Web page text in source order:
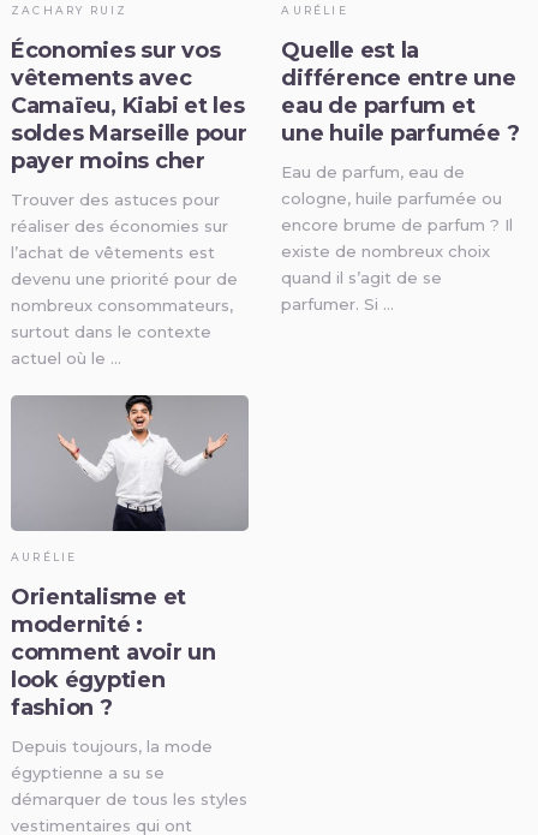
ZACHARY RUIZ
Économies sur vos
vêtements avec
Camaïeu, Kiabi et les
soldes Marseille pour
payer moins cher
Trouver des astuces pour
réaliser des économies sur
l’achat de vêtements est
devenu une priorité pour de
nombreux consommateurs,
surtout dans le contexte
actuel où le …
AURÉLIE
Quelle est la
différence entre une
eau de parfum et
une huile parfumée ?
Eau de parfum, eau de
cologne, huile parfumée ou
encore brume de parfum ? Il
existe de nombreux choix
quand il s’agit de se
parfumer. Si …
AURÉLIE
Orientalisme et
modernité :
comment avoir un
look égyptien
fashion ?
Depuis toujours, la mode
égyptienne a su se
démarquer de tous les styles
vestimentaires qui ont